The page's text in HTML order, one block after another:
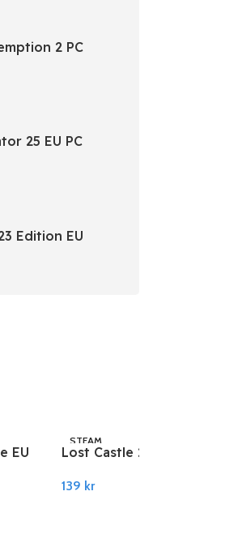
2 PC
25 EU PC
Edition EU
EU
STEAM
Lost Castle 2 PC Steam
139 kr